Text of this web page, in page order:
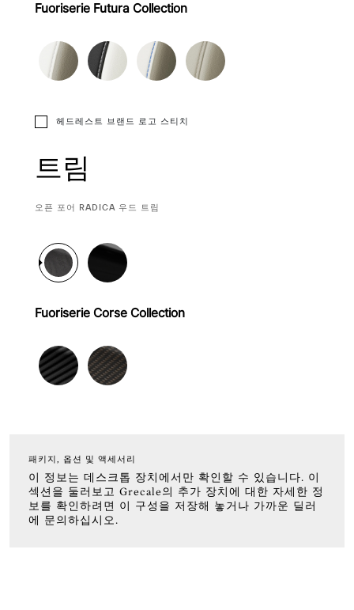
Fuoriserie Futura Collection
헤드레스트 브랜드 로고 스티치
트림
CURRENT
오픈 포어 RADICA 우드 트림
Fuoriserie Corse Collection
패키지, 옵션 및 액세서리
이 정보는 데스크톱 장치에서만 확인할 수 있습니다. 이
섹션을 둘러보고 Grecale의 추가 장치에 대한 자세한 정
보를 확인하려면 이 구성을 저장해 놓거나 가까운 딜러
에 문의하십시오.